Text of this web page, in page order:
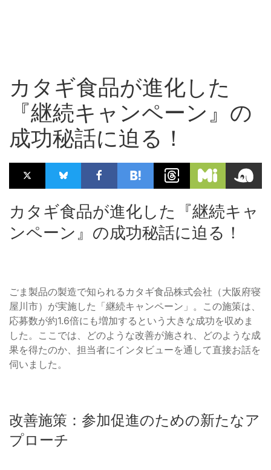
カタギ食品が進化した
『継続キャンペーン』の
成功秘話に迫る！
カタギ食品が進化した『継続キャ
ンペーン』の成功秘話に迫る！
ごま製品の製造で知られるカタギ食品株式会社（大阪府寝
屋川市）が実施した「継続キャンペーン」。この施策は、
応募数が約1.6倍にも増加するという大きな成功を収めま
した。ここでは、どのような改善が施され、どのような成
果を得たのか、担当者にインタビューを通して直接お話を
伺いました。
改善施策：参加促進のための新たなア
プローチ